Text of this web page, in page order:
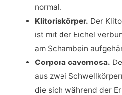
normal.
Klitoriskörper. Der
ist mit der Eichel
am Schambein
Corpora cavernosa.
aus zwei
die sich während der